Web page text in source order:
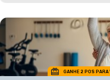
GANHE 2 POS PARA